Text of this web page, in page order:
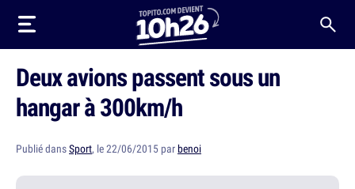
Deux avions passent sous un
hangar à 300km/h
Publié dansSport, le 22/06/2015 parbenoi